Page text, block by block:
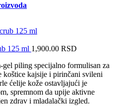
125 ml 1,900.00 RSD
piling specijalno formulisan za
koštice kajsije i pirinčani svileni
ćelije kože ostavljajući je
spremnom da upije aktivne
zdrav i mladalački izgled.